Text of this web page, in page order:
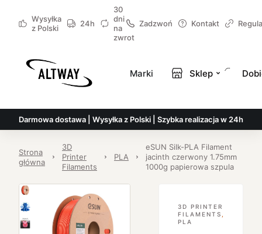
Wysyłka
z Polski
24h
30
dni
na
zwrot
Zadzwoń Kontakt
Marki Sklep
Darmowa dostawa | Wysyłka z Polski | Szybka realizacja w 24h
Strona
główna
3D
Printer
Filaments
PLA
eSUN Silk-PLA Filament
jacinth czerwony 1.75mm
1000g papierowa szpula
3D PRINTER
FILAMENTS
PLA